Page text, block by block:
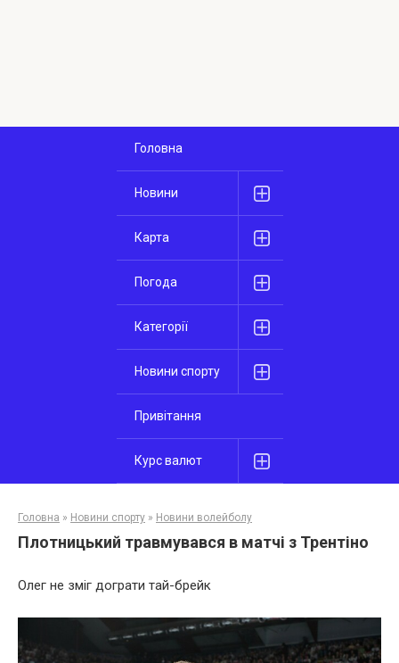
Головна
Новини
Карта
Погода
Категорії
Новини спорту
Привітання
Курс валют
Головна » Новини спорту » Новини волейболу
Плотницький травмувався в матчі з Трентіно
Олег не зміг дограти тай-брейк